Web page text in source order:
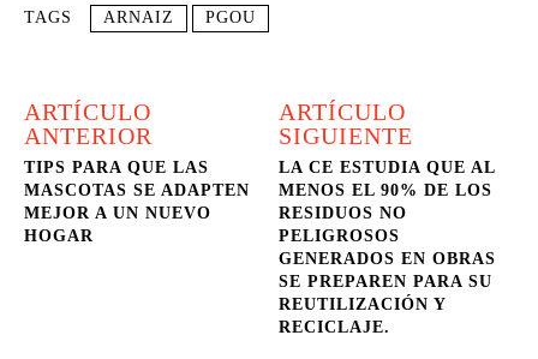
TAGS ARNAIZ PGOU
ARTÍCULO
ANTERIOR
TIPS PARA QUE LAS
MASCOTAS SE ADAPTEN
MEJOR A UN NUEVO
HOGAR
ARTÍCULO
SIGUIENTE
LA CE ESTUDIA QUE AL
MENOS EL 90% DE LOS
RESIDUOS NO
PELIGROSOS
GENERADOS EN OBRAS
SE PREPAREN PARA SU
REUTILIZACIÓN Y
RECICLAJE.